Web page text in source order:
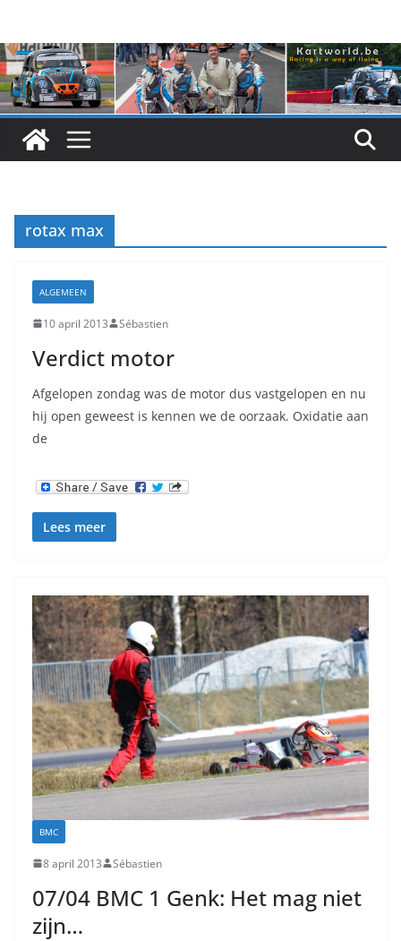
content
rotax max
ALGEMEEN
10 april 2013 Sébastien
Verdict motor
Afgelopen zondag was de motor dus vastgelopen en nu
hij open geweest is kennen we de oorzaak. Oxidatie aan
de
Lees meer
BMC
8 april 2013 Sébastien
07/04 BMC 1 Genk: Het mag niet
zijn…